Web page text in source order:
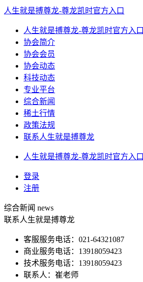
人生就是搏尊龙-尊龙凯时官方入口
人生就是搏尊龙-尊龙凯时官方入口
协会简介
协会会员
协会动态
科技动态
专业平台
综合新闻
稀土行情
政策法规
联系人生就是搏尊龙
人生就是搏尊龙-尊龙凯时官方入口
登录
注册
综合新闻 news
联系人生就是搏尊龙
客服服务电话：021-64321087
商业服务电话：13918059423
技术服务电话：13918059423
联系人：崔老师